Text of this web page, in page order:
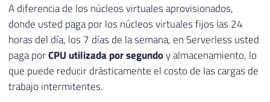
A diferencia de los núcleos virtuales aprovisionados,
donde usted paga por los núcleos virtuales fijos las 24
horas del día, los 7 días de la semana, en Serverless usted
paga porCPU utilizada por segundoy almacenamiento, lo
que puede reducir drásticamente el costo de las cargas de
trabajo intermitentes.